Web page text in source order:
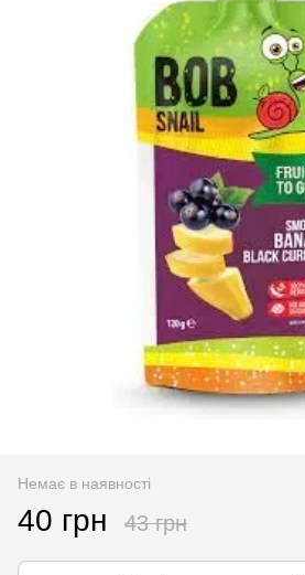
Немає в наявності
40 грн 43 грн